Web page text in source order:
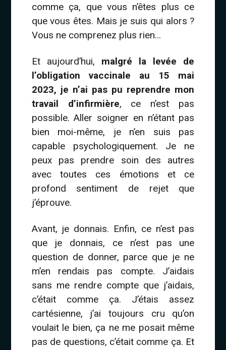
comme ça, que vous n’êtes plus ce
que vous êtes. Mais je suis qui alors ?
Vous ne comprenez plus rien…
Et aujourd’hui, malgré la levée de
l’obligation vaccinale au 15 mai
2023, je n’ai pas pu reprendre mon
travail d’infirmière, ce n’est pas
possible. Aller soigner en n’étant pas
bien moi-même, je n’en suis pas
capable psychologiquement. Je ne
peux pas prendre soin des autres
avec toutes ces émotions et ce
profond sentiment de rejet que
j’éprouve.
Avant, je donnais. Enfin, ce n’est pas
que je donnais, ce n’est pas une
question de donner, parce que je ne
m’en rendais pas compte. J’aidais
sans me rendre compte que j’aidais,
c’était comme ça. J’étais assez
cartésienne, j’ai toujours cru qu’on
voulait le bien, ça ne me posait même
pas de questions, c’était comme ça. Et